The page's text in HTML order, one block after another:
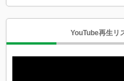
YouTube再生リ